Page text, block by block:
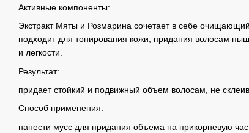
Активные компоненты:
Экстракт Мяты и Розмарина сочетает в себе
подходит для тонирования кожи, придания волосам
и легкости.
Результат:
придает стойкий и подвижный объем волосам, не
Способ применения:
нанести мусс для придания объема на прикорневую